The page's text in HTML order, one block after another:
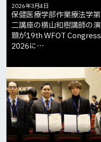
2026年3月4日
保健医療学部作業療法学第
二講座の横山和樹講師の演
題が19th WFOT Congress
2026に…